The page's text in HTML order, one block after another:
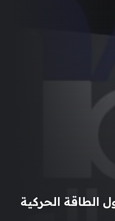
الطاقة الحركية